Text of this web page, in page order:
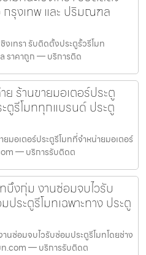
กรุงเทพ และ ปริมณฑล
งเทรา รับติดตั้งประตูรั้วรีโมท
ราคาถูก — บริการติด
ร้านขายมอเตอร์ประตู
ตูรีโมททุกแบรนด์ ประตู
มอเตอร์ประตูรีโมทที่จำหน่ายมอเตอร์
— บริการรับติดต
บึงกุ่ม งานซ่อมจบไวรับ
ระตูรีโมทเฉพาะทาง ประตู
นซ่อมจบไวรับซ่อมประตูรีโมทโดยช่าง
ท.com — บริการรับติดต